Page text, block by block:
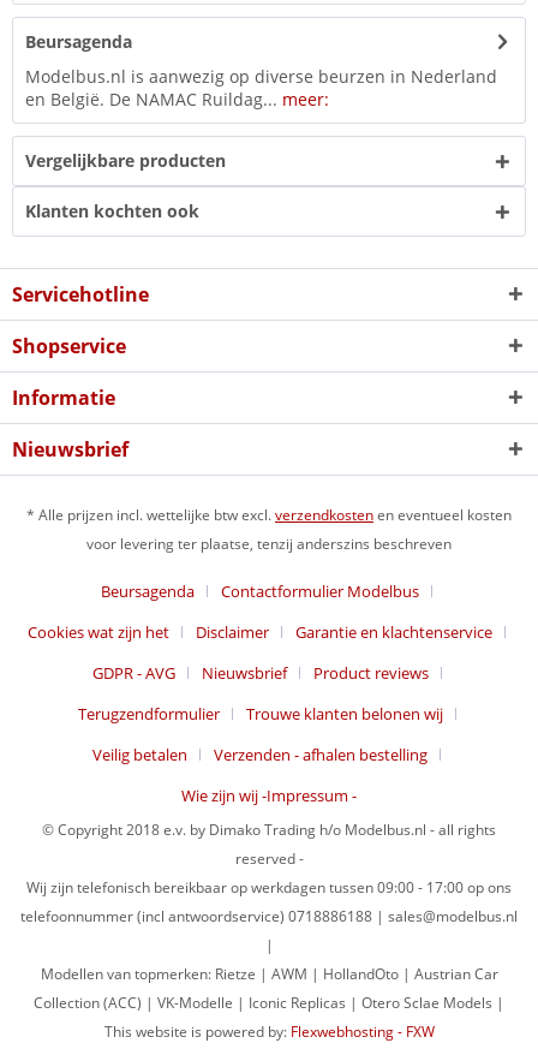
Beursagenda
Modelbus.nl is aanwezig op diverse beurzen in Nederland
en België. De NAMAC Ruildag... meer:
Vergelijkbare producten
Klanten kochten ook
Servicehotline
Shopservice
Informatie
Nieuwsbrief
* Alle prijzen incl. wettelijke btw excl.verzendkostenen eventueel kosten
voor levering ter plaatse, tenzij anderszins beschreven
Beursagenda
Contactformulier Modelbus
Cookies wat zijn het
Disclaimer
Garantie en klachtenservice
GDPR - AVG
Nieuwsbrief
Product reviews
Terugzendformulier
Trouwe klanten belonen wij
Veilig betalen
Verzenden - afhalen bestelling
Wie zijn wij -Impressum -
© Copyright 2018 e.v. by Dimako Trading h/o Modelbus.nl - all rights
reserved -
Wij zijn telefonisch bereikbaar op werkdagen tussen 09:00 - 17:00 op ons
telefoonnummer (incl antwoordservice) 0718886188 | sales@modelbus.nl
|
Modellen van topmerken: Rietze | AWM | HollandOto | Austrian Car
Collection (ACC) | VK-Modelle | Iconic Replicas | Otero Sclae Models |
This website is powered by: Flexwebhosting - FXW